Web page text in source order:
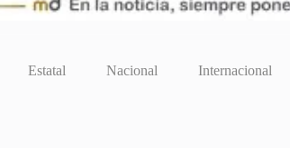
Estatal Nacional Internacional